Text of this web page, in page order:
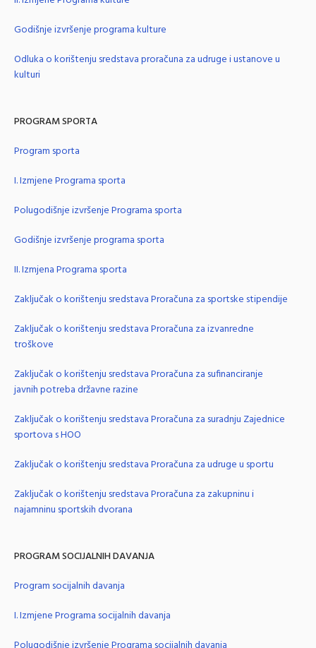
Godišnje izvršenje programa kulture
Odluka o korištenju sredstava proračuna za udruge i ustanove u
kulturi
PROGRAM SPORTA
Program sporta
I. Izmjene Programa sporta
Polugodišnje izvršenje Programa sporta
Godišnje izvršenje programa sporta
II. Izmjena Programa sporta
Zaključak o korištenju sredstava Proračuna za sportske stipendije
Zaključak o korištenju sredstava Proračuna za izvanredne
troškove
Zaključak o korištenju sredstava Proračuna za sufinanciranje
javnih potreba državne razine
Zaključak o korištenju sredstava Proračuna za suradnju Zajednice
sportova s HOO
Zaključak o korištenju sredstava Proračuna za udruge u sportu
Zaključak o korištenju sredstava Proračuna za zakupninu i
najamninu sportskih dvorana
PROGRAM SOCIJALNIH DAVANJA
Program socijalnih davanja
I. Izmjene Programa socijalnih davanja